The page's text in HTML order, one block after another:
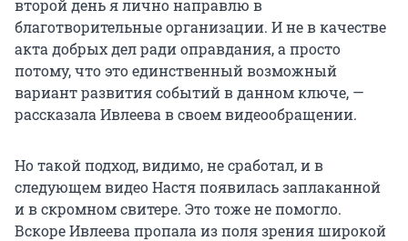
второй день я лично направлю в
благотворительные организации. И не в качестве
акта добрых дел ради оправдания, а просто
потому, что это единственный возможный
вариант развития событий в данном ключе, —
рассказала Ивлеева в своем видеообращении.
Но такой подход, видимо, не сработал, и в
следующем видео Настя появилась заплаканной
и в скромном свитере. Это тоже не помогло.
Вскоре Ивлеева пропала из поля зрения широкой